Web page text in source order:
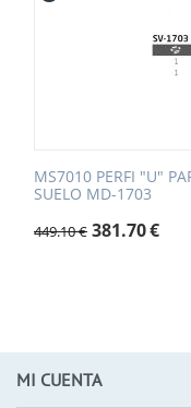
MS7010 PERFI "U"
SUELO MD-1703
449.10€ 381.70€
MI CUENTA